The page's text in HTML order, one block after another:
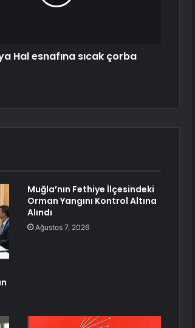
Hal esnafına sıcak çorba
Muğla’nın Fethiye İlçesindeki
Orman Yangını Kontrol Altına
Alındı
Ağustos 7, 2026